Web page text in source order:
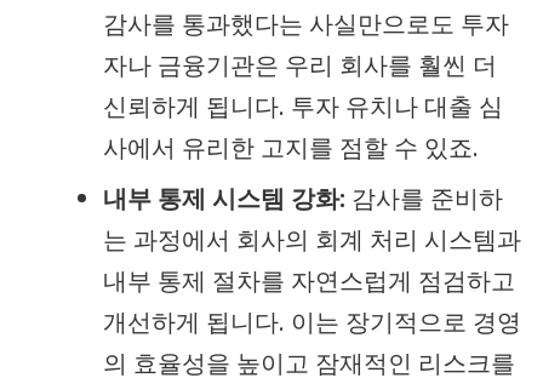
감사를 통과했다는 사실만으로도 투자
자나 금융기관은 우리 회사를 훨씬 더
신뢰하게 됩니다. 투자 유치나 대출 심
사에서 유리한 고지를 점할 수 있죠.
내부 통제 시스템 강화: 감사를 준비하
는 과정에서 회사의 회계 처리 시스템과
내부 통제 절차를 자연스럽게 점검하고
개선하게 됩니다. 이는 장기적으로 경영
의 효율성을 높이고 잠재적인 리스크를